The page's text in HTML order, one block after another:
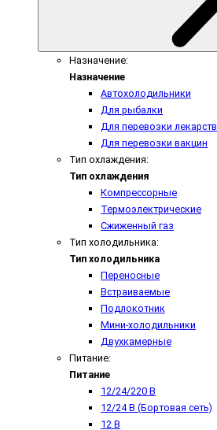
Назначение:
Назначение
Автохолодильники
Для рыбалки
Для перевозки лекарств
Для перевозки вакцин
Тип охлаждения:
Тип охлаждения
Компрессорные
Термоэлектрические
Сжиженный газ
Тип холодильника:
Тип холодильника
Переносные
Встраиваемые
Подлокотник
Мини-холодильники
Двухкамерные
Питание:
Питание
12/24/220 В
12/24 В (Бортовая сеть)
12 В